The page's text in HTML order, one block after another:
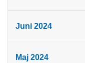
Juni 2024
Maj 2024